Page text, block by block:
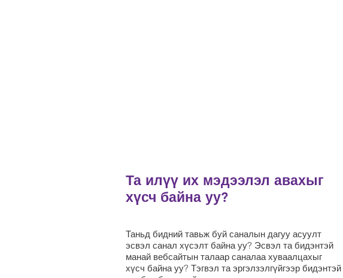
Та илүү их мэдээлэл авахыг
хүсч байна уу?
Таньд бидний тавьж буй саналын дагуу асуулт
эсвэл санал хүсэлт байна уу? Эсвэл та бидэнтэй
манай вебсайтын талаар саналаа хуваалцахыг
хүсч байна уу? Тэгвэл та эргэлзэлгүйгээр бидэнтэй